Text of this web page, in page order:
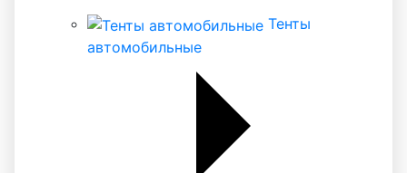
Тенты
автомобильные